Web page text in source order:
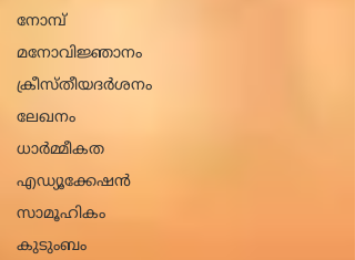
നോമ്പ്
മനോവിജ്ഞാനം
ക്രീസ്തീയദർശനം
ലേഖനം
ധാ‍ർമ്മീകത
എഡ്യൂക്കേഷൻ
സാമൂഹികം
കുടുംബം